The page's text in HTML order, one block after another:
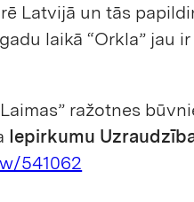
Latvijā un tās
laikā “Orkla” jau
ražotnes
Iepirkumu
541062